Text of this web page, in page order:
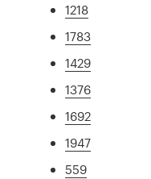
1218
1783
1429
1376
1692
1947
559